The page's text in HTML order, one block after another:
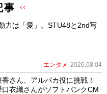
事
力は「愛」。STU48と2nd写
エンタメ 2026.08.04
さん、アルパカ役に挑戦！
衣織さんがソフトバンクCM